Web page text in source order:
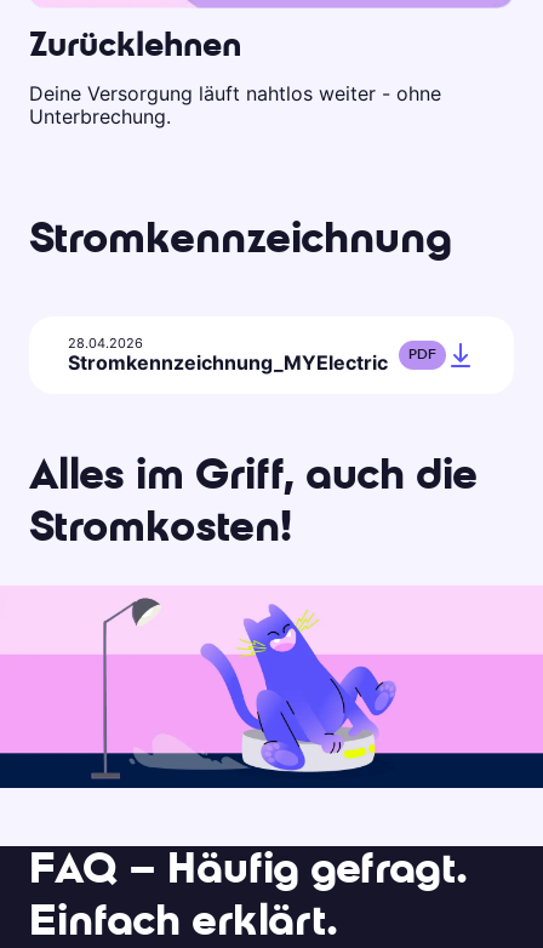
Zurücklehnen
Deine Versorgung läuft nahtlos weiter - ohne
Unterbrechung.
Stromkennzeichnung
28.04.2026
Stromkennzeichnung_MYElectric PDF
Alles im Griff, auch die
Stromkosten!
FAQ – Häufig gefragt.
Einfach erklärt.